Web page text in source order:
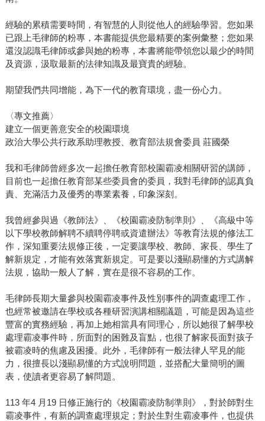
經驗的累積需要時間，有智慧的人則從他人的經驗學習。您如果
已跟上毛律師的粉專，本書能提供您最精要的案例彙整；您如果
還沒認識毛律師或參與她的粉專，本書將能帶領您以最少的時間
及資源，汲取最新的法律知識及最寶貴的經驗。
期望我們共同增能，為下一代的教育環境，盡一份心力。
〈專文推薦〉
建立一個更善意安全的校園環境
政治大學公共行政系助理教授、教育部法規會委員 莊國榮
我和毛律師曾經多次一起擔任教育部校園霸凌相關研習的講師，
目前也一起擔任教育部某些委員會的委員，我對毛律師的認真負
責、充滿活力及優秀的專業素養，印象深刻。
我曾經參與過《教師法》、《校園霸凌防制準則》、《高級中等
以下學校教師解聘不續聘停聘或資遣辦法》等教育法規的修法工
作，深知重要法規修正後，一定要讓學校、教師、家長、學生了
解新規定，才能有效落實新規定。可是要以淺顯易懂的方式講解
法規，協助一般人了解，實在是很不容易的工作。
毛律師長期大量參與校園霸凌事件及性別事件的調查處理工作，
也經常被邀請在學校或各種研習演講相關議題，可能是因為這些
豐富的實務經驗，再加上她相當具有同理心，所以她很了解學校
處理霸凌事件時，所面對的困難及盲點，也很了解家長面對孩子
被霸凌時的焦慮及困擾。此外，毛律師有一般法律人罕見的能
力，很擅長以淺顯易懂的方式說明問題，並搭配大量簡明的圖
表，使讀者更容易了解問題。
113 年4 月19 日修正施行的《校園霸凌防制準則》，對於師對生
霸凌事件，有新的調查處理規定；對於生對生霸凌事件，也提供